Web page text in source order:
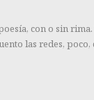
con o sin
las redes, poco,